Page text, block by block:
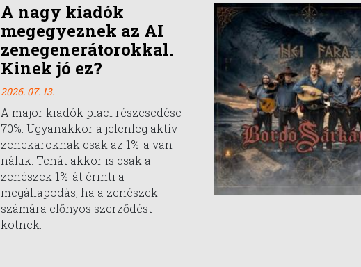
A nagy kiadók
megegyeznek az AI
zenegenerátorokkal.
Kinek jó ez?
2026. 07. 13.
A major kiadók piaci részesedése
70%. Ugyanakkor a jelenleg aktív
zenekaroknak csak az 1%-a van
náluk. Tehát akkor is csak a
zenészek 1%-át érinti a
megállapodás, ha a zenészek
számára előnyös szerződést
kötnek.